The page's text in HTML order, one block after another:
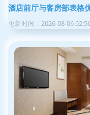
酒店前厅与客房部表格
更新时间：2026-08-06